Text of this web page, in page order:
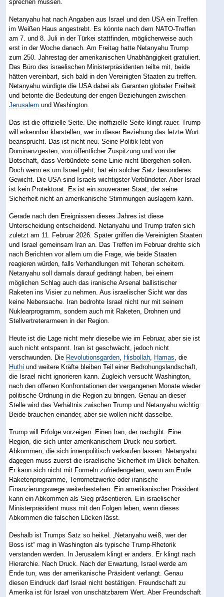
sprechen müssen.
Netanyahu hat nach Angaben aus Israel und den USA ein Treffen
im Weißen Haus angestrebt. Es könnte nach dem NATO-Treffen
am 7. und 8. Juli in der Türkei stattfinden, möglicherweise auch
erst in der Woche danach. Am Freitag hatte Netanyahu Trump
zum 250. Jahrestag der amerikanischen Unabhängigkeit gratuliert.
Das Büro des israelischen Ministerpräsidenten teilte mit, beide
hätten vereinbart, sich bald in den Vereinigten Staaten zu treffen.
Netanyahu würdigte die USA dabei als Garanten globaler Freiheit
und betonte die Bedeutung der engen Beziehungen zwischen
Jerusalem und Washington.
Das ist die offizielle Seite. Die inoffizielle Seite klingt rauer. Trump
will erkennbar klarstellen, wer in dieser Beziehung das letzte Wort
beansprucht. Das ist nicht neu. Seine Politik lebt von
Dominanzgesten, von öffentlicher Zuspitzung und von der
Botschaft, dass Verbündete seine Linie nicht übergehen sollen.
Doch wenn es um Israel geht, hat ein solcher Satz besonderes
Gewicht. Die USA sind Israels wichtigster Verbündeter. Aber Israel
ist kein Protektorat. Es ist ein souveräner Staat, der seine
Sicherheit nicht an amerikanische Stimmungen auslagern kann.
Gerade nach den Ereignissen dieses Jahres ist diese
Unterscheidung entscheidend. Netanyahu und Trump trafen sich
zuletzt am 11. Februar 2026. Später griffen die Vereinigten Staaten
und Israel gemeinsam Iran an. Das Treffen im Februar drehte sich
nach Berichten vor allem um die Frage, wie beide Staaten
reagieren würden, falls Verhandlungen mit Teheran scheitern.
Netanyahu soll damals darauf gedrängt haben, bei einem
möglichen Schlag auch das iranische Arsenal ballistischer
Raketen ins Visier zu nehmen. Aus israelischer Sicht war das
keine Nebensache. Iran bedrohte Israel nicht nur mit seinem
Nuklearprogramm, sondern auch mit Raketen, Drohnen und
Stellvertreterarmeen in der Region.
Heute ist die Lage nicht mehr dieselbe wie im Februar, aber sie ist
auch nicht entspannt. Iran ist geschwächt, jedoch nicht
verschwunden. Die Revolutionsgarden Hisbollah Hamas , die
Huthi und weitere Kräfte bleiben Teil einer Bedrohungslandschaft,
die Israel nicht ignorieren kann. Zugleich versucht Washington,
nach den offenen Konfrontationen der vergangenen Monate wieder
politische Ordnung in die Region zu bringen. Genau an dieser
Stelle wird das Verhältnis zwischen Trump und Netanyahu wichtig:
Beide brauchen einander, aber sie wollen nicht dasselbe.
Trump will Erfolge vorzeigen. Einen Iran, der nachgibt. Eine
Region, die sich unter amerikanischem Druck neu sortiert.
Abkommen, die sich innenpolitisch verkaufen lassen. Netanyahu
dagegen muss zuerst die israelische Sicherheit im Blick behalten.
Er kann sich nicht mit Formeln zufriedengeben, wenn am Ende
Raketenprogramme, Terrornetzwerke oder iranische
Finanzierungswege weiterbestehen. Ein amerikanischer Präsident
kann ein Abkommen als Sieg präsentieren. Ein israelischer
Ministerpräsident muss mit den Folgen leben, wenn dieses
Abkommen die falschen Lücken lässt.
Deshalb ist Trumps Satz so heikel. „Netanyahu weiß, wer der
Boss ist“ mag in Washington als typische Trump-Rhetorik
verstanden werden. In Jerusalem klingt er anders. Er klingt nach
Hierarchie. Nach Druck. Nach der Erwartung, Israel werde am
Ende tun, was der amerikanische Präsident verlangt. Genau
diesen Eindruck darf Israel nicht bestätigen. Freundschaft zu
Amerika ist für Israel von unschätzbarem Wert. Aber Freundschaft